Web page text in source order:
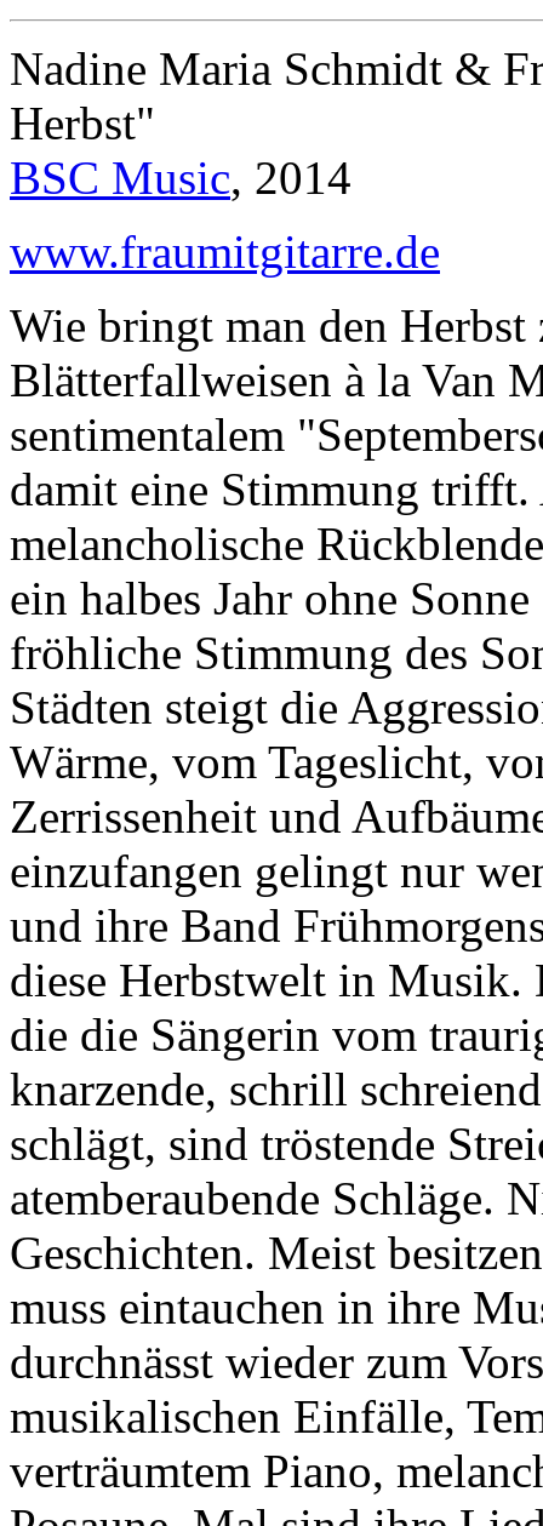
Nadine Maria Schmidt &
Herbst"
BSC Music, 2014
www.fraumitgitarre.de
Wie bringt man den
Blätterfallweisen à la Van
sentimentalem
damit eine Stimmung
melancholische
ein halbes Jahr ohne
fröhliche Stimmung des
Städten steigt die
Wärme, vom Tageslicht,
Zerrissenheit und
einzufangen gelingt nur
und ihre Band
diese Herbstwelt in Musik.
die die Sängerin vom
knarzende, schrill
schlägt, sind tröstende
atemberaubende Schläge.
Geschichten. Meist
muss eintauchen in ihre
durchnässt wieder zum
musikalischen Einfälle,
verträumtem Piano,